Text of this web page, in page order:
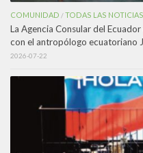
COMUNIDAD /TODAS LAS NOTICIAS
La Agencia Consular del
con el antropólogo ecuatoriano
2026-07-22